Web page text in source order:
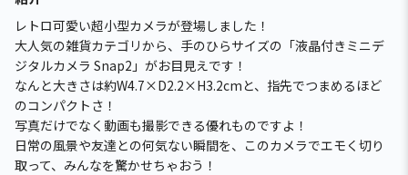
レトロ可愛い超小型カメラが登場しました！
大人気の雑貨カテゴリから、手のひらサイズの「液晶付きミニデ
ジタルカメラ Snap2」がお目見えです！
なんと大きさは約W4.7×D2.2×H3.2cmと、指先でつまめるほど
のコンパクトさ！
写真だけでなく動画も撮影できる優れものですよ！
日常の風景や友達との何気ない瞬間を、このカメラでエモく切り
取って、みんなを驚かせちゃおう！